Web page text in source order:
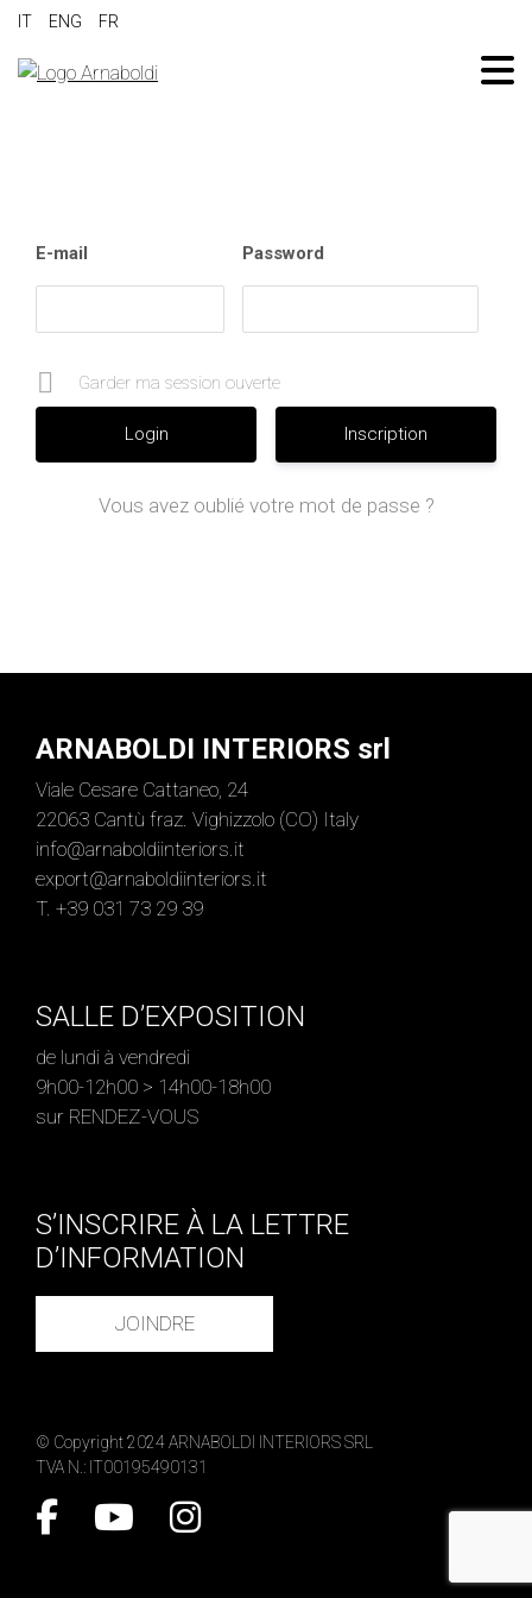
IT ENG FR
E-mail Password
Garder ma session ouverte
Inscription
Vous avez oublié votre mot de passe ?
ARNABOLDI INTERIORS srl
Viale Cesare Cattaneo, 24
22063 Cantù fraz. Vighizzolo (CO) Italy
info@arnaboldiinteriors.it
export@arnaboldiinteriors.it
T. +39 031 73 29 39
SALLE D’EXPOSITION
de lundi à vendredi
9h00-12h00 > 14h00-18h00
sur RENDEZ-VOUS
S’INSCRIRE À LA LETTRE
D’INFORMATION
JOINDRE
© Copyright 2024 ARNABOLDI INTERIORS SRL
TVA N.: IT00195490131